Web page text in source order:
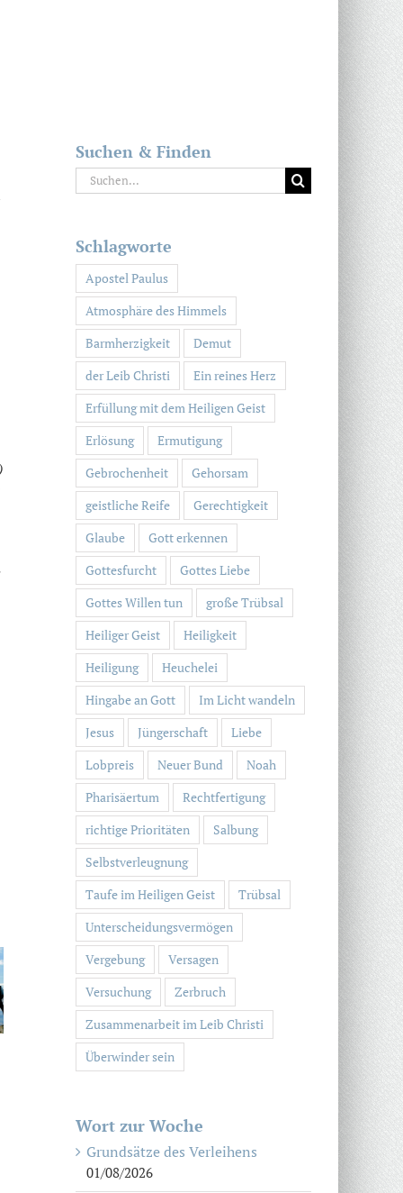
Suchen & Finden
Suche
nach:
Schlagworte
Apostel Paulus
Atmosphäre des Himmels
Barmherzigkeit
Demut
der Leib Christi
Ein reines Herz
Erfüllung mit dem Heiligen Geist
Erlösung
Ermutigung
Gebrochenheit
Gehorsam
geistliche Reife
Gerechtigkeit
Glaube
Gott erkennen
Gottesfurcht
Gottes Liebe
Gottes Willen tun
große Trübsal
Heiliger Geist
Heiligkeit
Heiligung
Heuchelei
Hingabe an Gott
Im Licht wandeln
Jesus
Jüngerschaft
Liebe
Lobpreis
Neuer Bund
Noah
Pharisäertum
Rechtfertigung
richtige Prioritäten
Salbung
Selbstverleugnung
Taufe im Heiligen Geist
Trübsal
Unterscheidungsvermögen
Vergebung
Versagen
Versuchung
Zerbruch
Zusammenarbeit im Leib Christi
Überwinder sein
Wort zur Woche
Grundsätze des Verleihens
01/08/2026